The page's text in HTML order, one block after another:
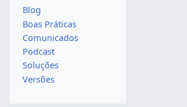
Blog
Boas Práticas
Comunicados
Podcast
Soluções
Versões